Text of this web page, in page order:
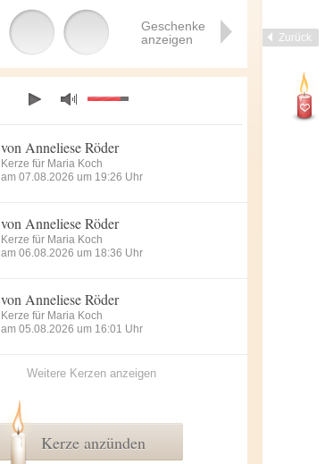
Zurück
Geschenke
anzeigen
von Anneliese Röder
Kerze für Maria Koch
am 07.08.2026 um 19:26 Uhr
von Anneliese Röder
Kerze für Maria Koch
am 06.08.2026 um 18:36 Uhr
von Anneliese Röder
Kerze für Maria Koch
am 05.08.2026 um 16:01 Uhr
Weitere Kerzen anzeigen
Kerze anzünden